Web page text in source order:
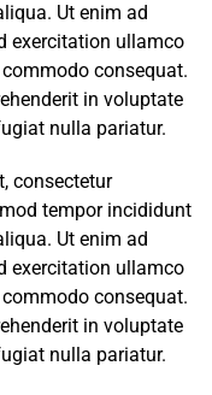
Ut enim ad
exercitation ullamco
consequat.
in voluptate
nulla pariatur.
consectetur
tempor incididunt
Ut enim ad
exercitation ullamco
consequat.
in voluptate
nulla pariatur.